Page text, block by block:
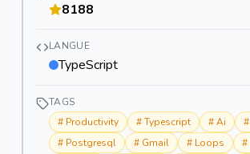
8188
LANGUE
TypeScript
TAGS
# Productivity #Typescript #Ai #
# Postgresql # Gmail # Loops #